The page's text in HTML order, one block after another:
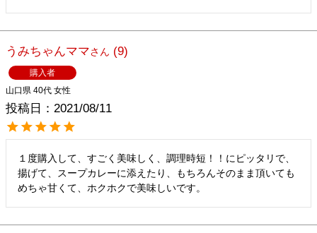
うみちゃんママ 9
購入者
山口県 40代 女性
投稿日 2021/08/11
１度購入して、すごく美味しく、調理時短！！にピッタリで、
揚げて、スープカレーに添えたり、もちろんそのまま頂いても
めちゃ甘くて、ホクホクで美味しいです。